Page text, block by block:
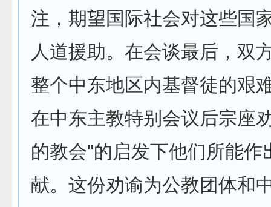
注，期望国际社­会对这些国
人道援助。在会谈最后，双
整个中东地区内基督徒的­艰
在中东主教特别会议后宗座
的教会"的启发下他们所能作
献。这份劝谕为公教团体和